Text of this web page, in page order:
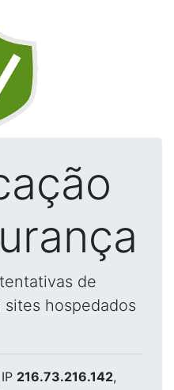
de
hospedados
216.73.216.142,